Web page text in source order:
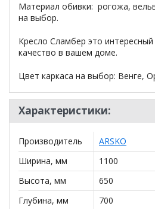
Материал обивки: рогожа,
на выбор.
Кресло Сламбер это
качество в вашем доме.
Цвет каркаса на выбор: Венге,
Тип ткани на
выбор: Рогожка, Вельвет,
Высота спального места
Комплект поставки:
приспинная подушка
Характеристики:
Производитель
ARSKO
Ширина, мм
1100
Высота, мм
650
Глубина, мм
700